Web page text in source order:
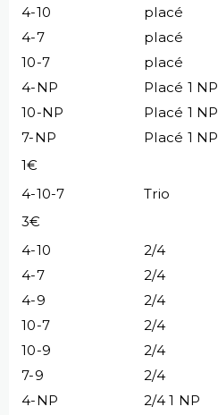
4-10 placé
4-7
placé
10-7
placé
4-NP
Placé 1 NP
10-NP
Placé 1 NP
7-NP
Placé 1 NP
1€
4-10-7
Trio
3€
4-10
2/4
4-7
2/4
4-9
2/4
10-7
2/4
10-9
2/4
7-9
2/4
4-NP
2/4 1 NP